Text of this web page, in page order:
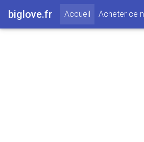
biglove.fr Accueil (current)
Acheter ce